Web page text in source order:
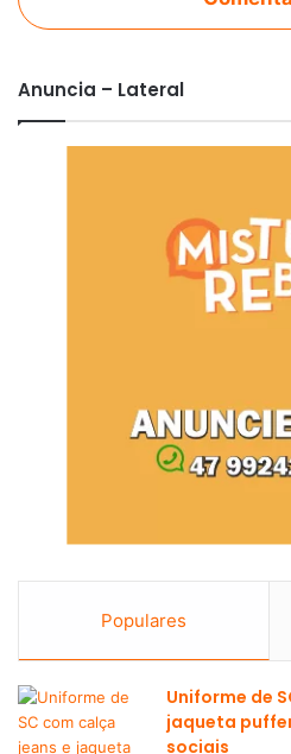
Anuncia – Lateral
Populares
Uniforme de
jaqueta
sociais